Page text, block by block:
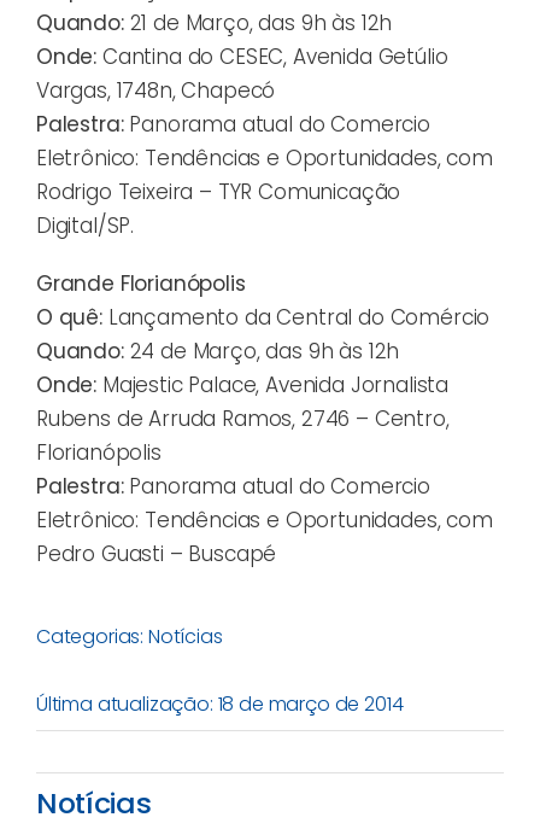
Quando: 21 de Março, das 9h às 12h
Onde: Cantina do CESEC, Avenida Getúlio
Vargas, 1748n, Chapecó
Palestra: Panorama atual do Comercio
Eletrônico: Tendências e Oportunidades, com
Rodrigo Teixeira – TYR Comunicação
Digital/SP.
Grande Florianópolis
O quê:Lançamento da Central do Comércio
Quando: 24 de Março, das 9h às 12h
Onde: Majestic Palace, Avenida Jornalista
Rubens de Arruda Ramos, 2746 – Centro,
Florianópolis
Palestra:Panorama atual do Comercio
Eletrônico: Tendências e Oportunidades, com
Pedro Guasti – Buscapé
Categorias: Notícias
Última atualização: 18 de março de 2014
Notícias